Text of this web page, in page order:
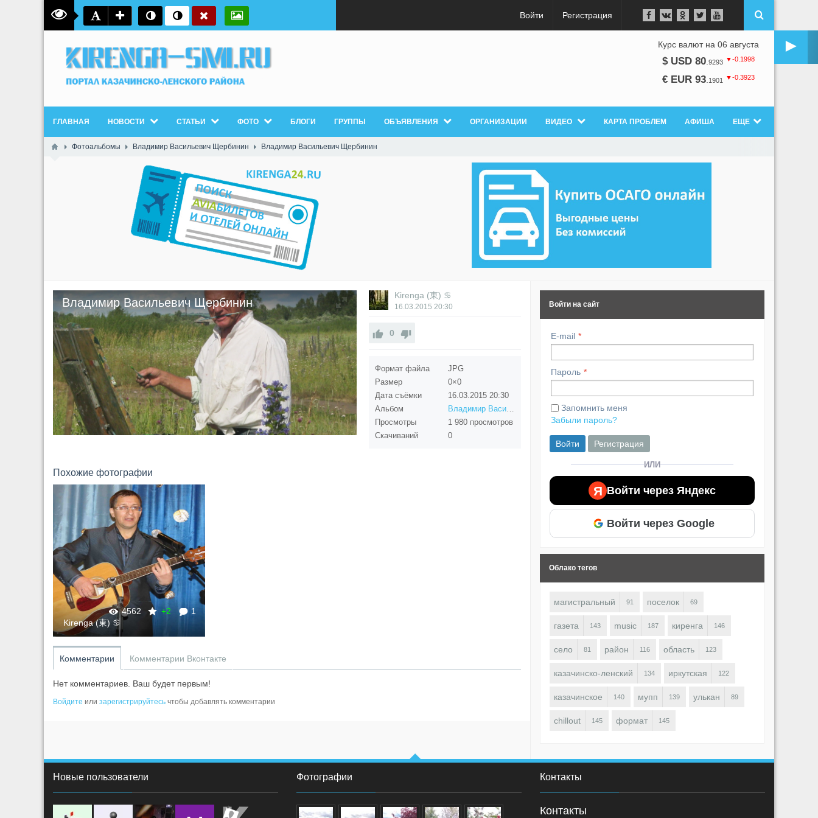
Войти Регистрация
►
Курс валют на 06 августа
$ USD 80 9293 ▼-0.1998
€ EUR 93 1901 ▼-0.3923
ГЛАВНАЯ НОВОСТИ СТАТЬИ ФОТО БЛОГИ ГРУППЫ ОБЪЯВЛЕНИЯ ОРГАНИЗАЦИИ ВИДЕО КАРТА ПРОБЛЕМ АФИША ЕЩЕ
Фотоальбомы Владимир Васильевич Щербинин Владимир Васильевич Щербинин
Владимир Васильевич Щербинин
Kirenga (東) ♋
16.03.2015 20:30
0
Формат файла
JPG
Размер
0×0
Дата съёмки
16.03.2015 20:30
Альбом
Владимир Васильевич Щербинин
Просмотры
1 980 просмотров
Скачиваний
0
Похожие фотографии
4562 +2
1
Kirenga (東) ♋
Комментарии Комментарии Вконтакте
Нет комментариев. Ваш будет первым!
Войдите или зарегистрируйтесь чтобы добавлять комментарии
Войти на сайт
E-mail
Пароль
Запомнить меня
Забыли пароль?
Войти Регистрация
ИЛИ
Я Войти через Яндекс
Войти через Google
Облако тегов
магистральный 91 поселок 69
газета 143 music 187 киренга 146
село 81 район 116 область 123
казачинско-ленский 134 иркутская 122
казачинское 140 мупп 139 улькан 89
chillout 145 формат 145
Новые пользователи Фотографии Контакты
Контакты